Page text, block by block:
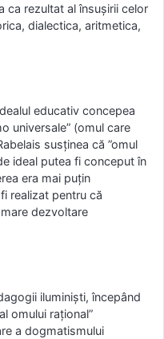
ca rezultat al însușirii celor
dialectica, aritmetica,
educativ concepea
universale” (omul care
susținea că ”omul
ideal putea fi conceput în
era mai puțin
realizat pentru că
dezvoltare
iluminiști, începând
omului rațional”
a dogmatismului